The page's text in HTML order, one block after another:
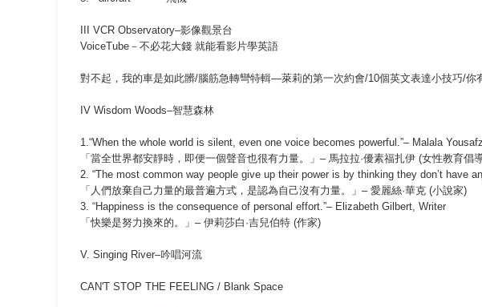
III VCR Observatory–影像觀景台
VoiceTube －不必花大錢 就能看影片學英語
對不起，我的車是如此髒/腦筋急轉彎特輯—萊莉的第一次約會/10個英文表達小技巧/你
IV Wisdom Woods–智慧森林
1.“When the whole world is silent, even one voice becomes powerful.”– Malala
「當全世界都安靜時，即便一個聲音也很有力量。」 – 馬拉拉·優素福扎伊 (女性教育倡
2. “The most common way people give up their power is by thinking they don’t have
「人們放棄自己力量的最普遍方式，是認為自己沒有力量。」 – 愛麗絲·華克 (小說家)
3. “Happiness is the consequence of personal effort.”– Elizabeth Gilbert, Writer
「快樂是努力換來的。」 – 伊莉莎白 ·吉兒伯特 (作家)
V. Singing River–吟唱河流
CAN'T STOP THE FEELING / Blank Space